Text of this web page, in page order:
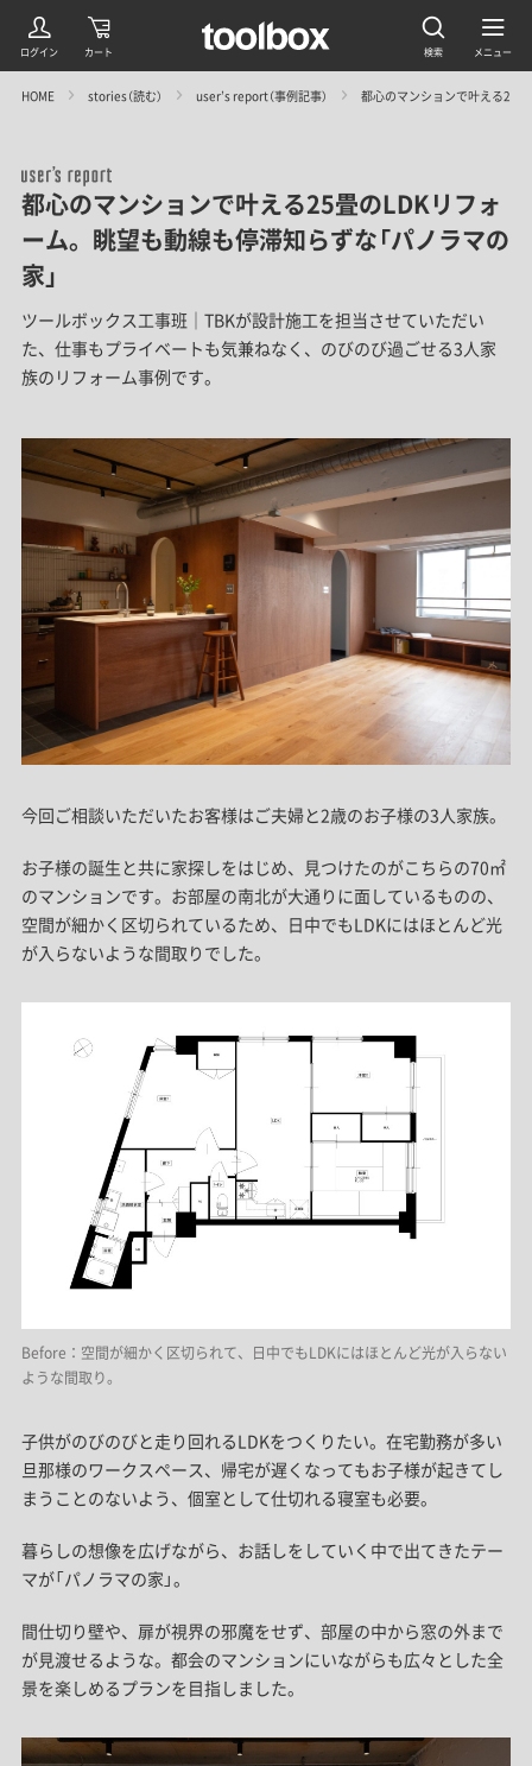
HOME stories（読む） user’s report（事例記事） 都心のマンションで叶える25畳
都心のマンションで叶える25畳のLDKリフォ
ーム。眺望も動線も停滞知らずな「パノラマの
家」
ツールボックス工事班｜TBKが設計施工を担当させていただい
た、仕事もプライベートも気兼ねなく、のびのび過ごせる3人家
族のリフォーム事例です。
今回ご相談いただいたお客様はご夫婦と2歳のお子様の3人家族。
お子様の誕生と共に家探しをはじめ、見つけたのがこちらの70㎡
のマンションです。お部屋の南北が大通りに面しているものの、
空間が細かく区切られているため、日中でもLDKにはほとんど光
が入らないような間取りでした。
Before：空間が細かく区切られて、日中でもLDKにはほとんど光が入らない
ような間取り。
子供がのびのびと走り回れるLDKをつくりたい。在宅勤務が多い
旦那様のワークスペース、帰宅が遅くなってもお子様が起きてし
まうことのないよう、個室として仕切れる寝室も必要。
暮らしの想像を広げながら、お話しをしていく中で出てきたテー
マが「パノラマの家」。
間仕切り壁や、扉が視界の邪魔をせず、部屋の中から窓の外まで
が見渡せるような。都会のマンションにいながらも広々とした全
景を楽しめるプランを目指しました。